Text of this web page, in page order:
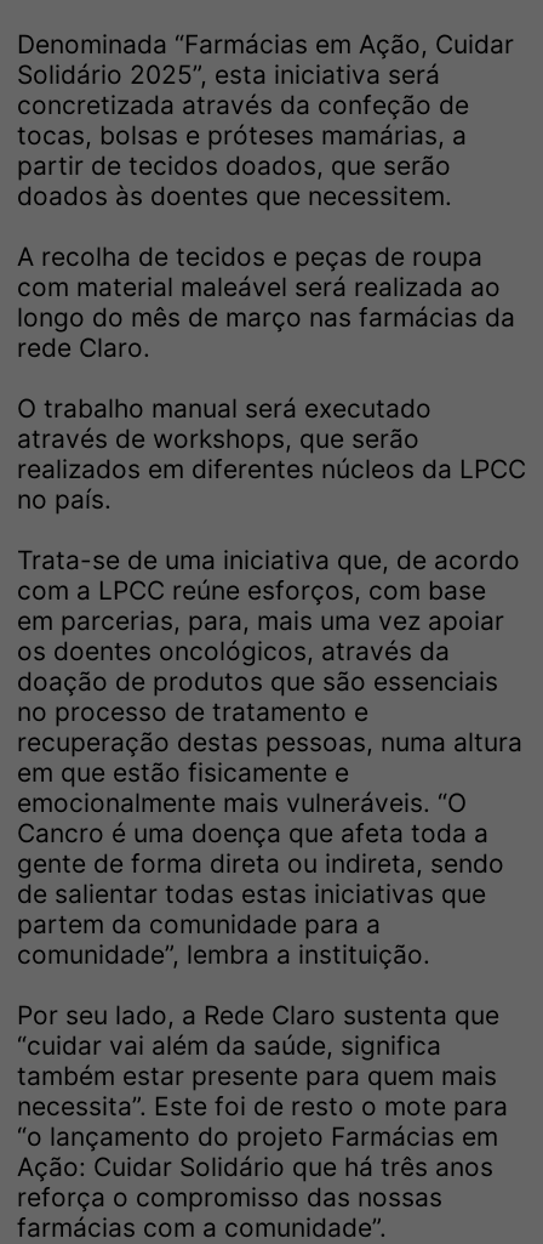
Denominada “Farmácias em Ação, Cuidar
Solidário 2025”, esta iniciativa será
concretizada através da confeção de
tocas, bolsas e próteses mamárias, a
partir de tecidos doados, que serão
doados às doentes que necessitem.
A recolha de tecidos e peças de roupa
com material maleável será realizada ao
longo do mês de março nas farmácias da
rede Claro.
O trabalho manual será executado
através de workshops, que serão
realizados em diferentes núcleos da LPCC
no país.
Trata-se de uma iniciativa que, de acordo
com a LPCC reúne esforços, com base
em parcerias, para, mais uma vez apoiar
os doentes oncológicos, através da
doação de produtos que são essenciais
no processo de tratamento e
recuperação destas pessoas, numa altura
em que estão fisicamente e
emocionalmente mais vulneráveis. “O
Cancro é uma doença que afeta toda a
gente de forma direta ou indireta, sendo
de salientar todas estas iniciativas que
partem da comunidade para a
comunidade”, lembra a instituição.
Por seu lado, a Rede Claro sustenta que
“cuidar vai além da saúde, significa
também estar presente para quem mais
necessita”. Este foi de resto o mote para
“o lançamento do projeto Farmácias em
Ação: Cuidar Solidário que há três anos
reforça o compromisso das nossas
farmácias com a comunidade”.